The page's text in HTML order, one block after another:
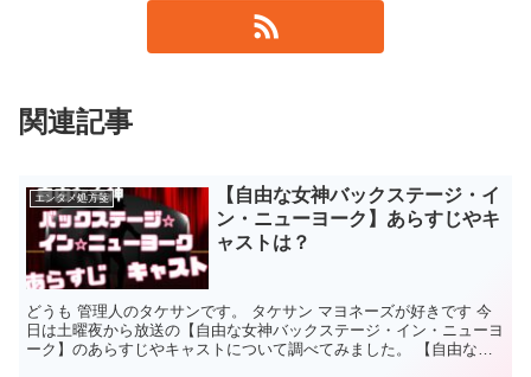
関連記事
エンタメ処方箋
【自由な女神バックステージ・イ
ン・ニューヨーク】あらすじやキ
ャストは？
どうも 管理人のタケサンです。 タケサン マヨネーズが好きです 今
日は土曜夜から放送の【自由な女神バックステージ・イン・ニューヨ
ーク】のあらすじやキャストについて調べてみました。 【自由な女